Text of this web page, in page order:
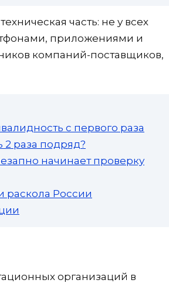
часть: не у всех
приложениями и
компаний-поставщиков,
с первого раза
2 раза подряд?
начинает проверку
раскола России
организаций в